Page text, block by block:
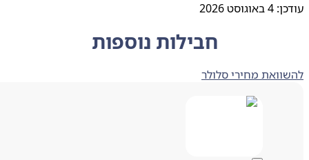
4 באוגוסט 2026
חבילות נוספות
מחירי סלולר